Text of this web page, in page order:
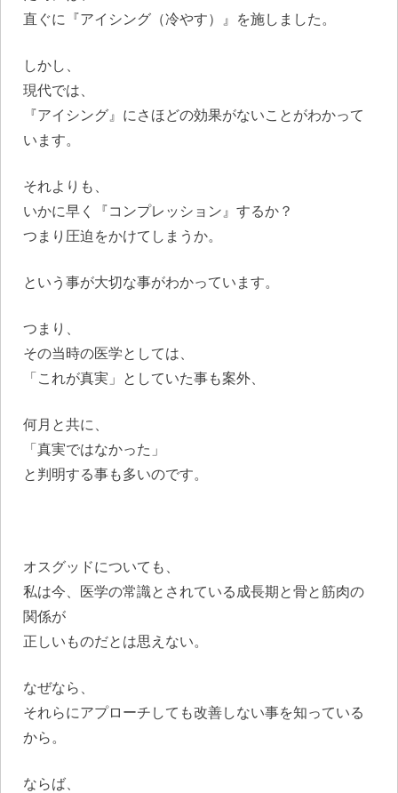
直ぐに『アイシング（冷やす）』を施しました。
しかし、
現代では、
『アイシング』にさほどの効果がないことがわかって
います。
それよりも、
いかに早く『コンプレッション』するか？
つまり圧迫をかけてしまうか。
という事が大切な事がわかっています。
つまり、
その当時の医学としては、
「これが真実」としていた事も案外、
何月と共に、
「真実ではなかった」
と判明する事も多いのです。
オスグッドについても、
私は今、医学の常識とされている成長期と骨と筋肉の
関係が
正しいものだとは思えない。
なぜなら、
それらにアプローチしても改善しない事を知っている
から。
ならば、